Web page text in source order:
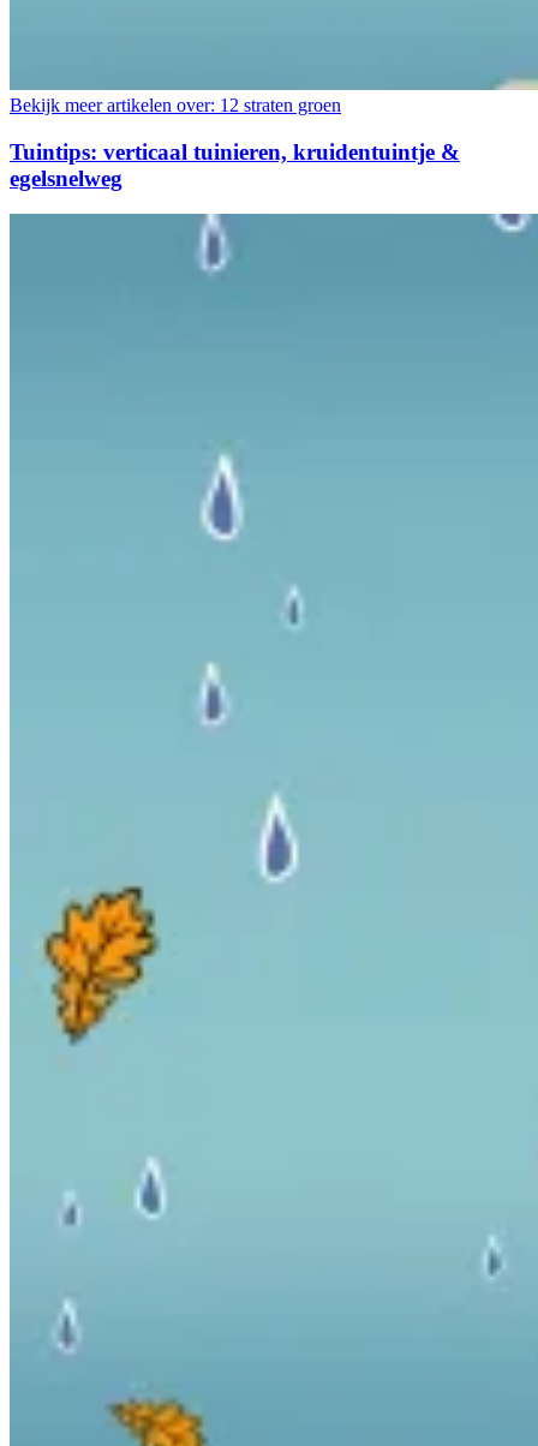
Bekijk meer artikelen over: 12 straten groen
Tuintips: verticaal tuinieren, kruidentuintje &
egelsnelweg